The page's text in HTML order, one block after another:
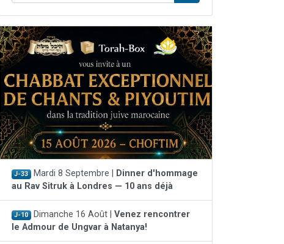
J-33 Mardi 8 Septembre |
Dinner d'hommage
au Rav Sitruk à Londres — 10 ans déjà
J-10 Dimanche 16 Août | Venez rencontrer
le Admour de Ungvar à Natanya!